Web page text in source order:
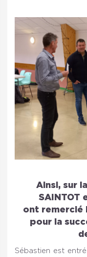
Ainsi, sur
SAINTOT
ont remercié
pour la
Sébastien est